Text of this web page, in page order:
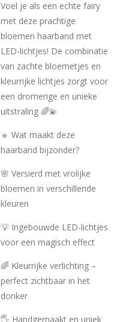
Voel je als een echte fairy
met deze prachtige
bloemen haarband met
LED-lichtjes! De combinatie
van zachte bloemetjes en
kleurrijke lichtjes zorgt voor
een dromerige en unieke
uitstraling 🌈💫
🔹 Wat maakt deze
haarband bijzonder?
🌸 Versierd met vrolijke
bloemen in verschillende
kleuren
💡 Ingebouwde LED-lichtjes
voor een magisch effect
🌈 Kleurrijke verlichting –
perfect zichtbaar in het
donker
🖐️ Handgemaakt en uniek